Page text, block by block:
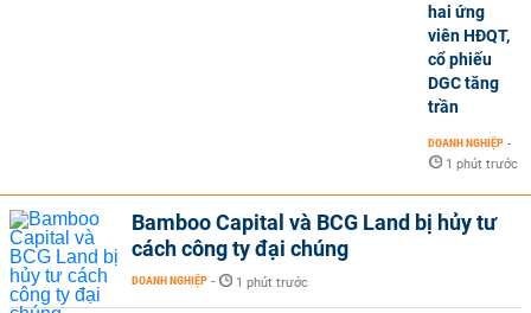
hai ứng
viên HĐQT,
cổ phiếu
DGC tăng
trần
DOANH NGHIỆP -
1 phút trước
Bamboo Capital và BCG Land bị hủy tư
cách công ty đại chúng
DOANH NGHIỆP - 1 phút trước